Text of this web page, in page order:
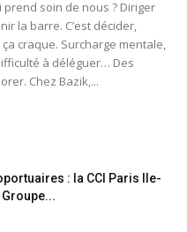
soin de nous ? Diriger
la barre. C’est décider,
craque. Surcharge mentale,
à déléguer… Des
Chez Bazik,...
: la CCI Paris Ile-